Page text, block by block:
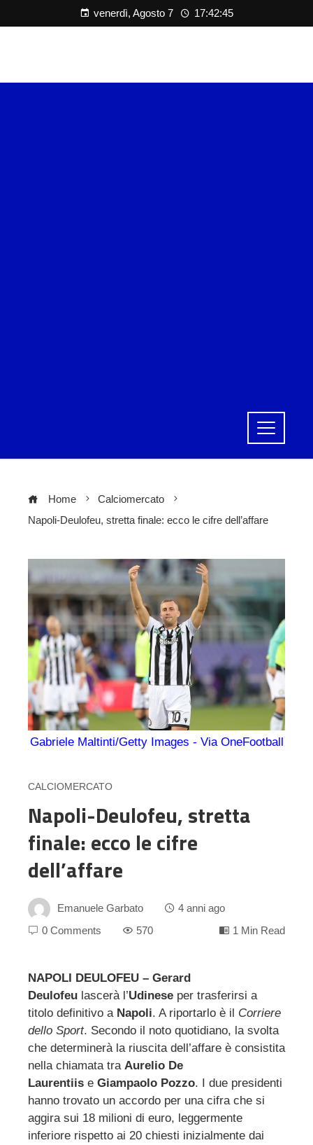
venerdì, Agosto 7 17:42:45
Home
Calciomercato
Napoli-Deulofeu, stretta finale: ecco le cifre dell’affare
Gabriele Maltinti/Getty Images - Via OneFootball
CALCIOMERCATO
Napoli-Deulofeu, stretta
finale: ecco le cifre
dell’affare
Emanuele Garbato
4 anni ago
0 Comments
570 1 Min Read
NAPOLI DEULOFEU – Gerard
Deulofeu lascerà l’Udinese per trasferirsi a
titolo definitivo a Napoli. A riportarlo è il Corriere
dello Sport. Secondo il noto quotidiano, la svolta
che determinerà la riuscita dell’affare è consistita
nella chiamata tra Aurelio De
Laurentiis e Giampaolo Pozzo. I due presidenti
hanno trovato un accordo per una cifra che si
aggira sui 18 milioni di euro, leggermente
inferiore rispetto ai 20 chiesti inizialmente dai